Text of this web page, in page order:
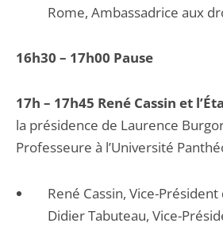
Rome, Ambassadrice aux
16h30 – 17h00 Pause
17h – 17h45 René Cassin et
la présidence de Laurence
Professeure à l’Université
René Cassin, Vice-Président
Didier Tabuteau, Vice-